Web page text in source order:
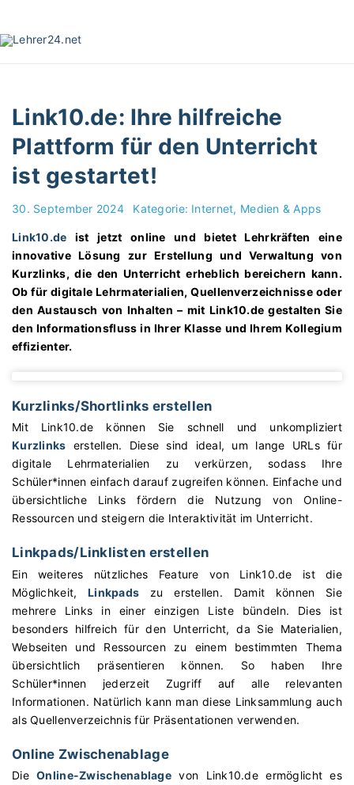
i
Link10.de: Ihre hilfreiche
Plattform für den Unterricht
ist gestartet!
30. September 2024 Kategorie: Internet, Medien & Apps
Link10.de ist jetzt online und bietet Lehrkräften eine
innovative Lösung zur Erstellung und Verwaltung von
Kurzlinks, die den Unterricht erheblich bereichern kann.
Ob für digitale Lehrmaterialien, Quellenverzeichnisse oder
den Austausch von Inhalten – mit Link10.de gestalten Sie
den Informationsfluss in Ihrer Klasse und Ihrem Kollegium
effizienter.
Kurzlinks/Shortlinks erstellen
Mit Link10.de können Sie schnell und unkompliziert
Kurzlinks erstellen. Diese sind ideal, um lange URLs für
digitale Lehrmaterialien zu verkürzen, sodass Ihre
Schüler*innen einfach darauf zugreifen können. Einfache und
übersichtliche Links fördern die Nutzung von Online-
Ressourcen und steigern die Interaktivität im Unterricht.
Linkpads/Linklisten erstellen
Ein weiteres nützliches Feature von Link10.de ist die
Möglichkeit,Linkpads zu erstellen. Damit können Sie
mehrere Links in einer einzigen Liste bündeln. Dies ist
besonders hilfreich für den Unterricht, da Sie Materialien,
Webseiten und Ressourcen zu einem bestimmten Thema
übersichtlich präsentieren können. So haben Ihre
Schüler*innen jederzeit Zugriff auf alle relevanten
Informationen. Natürlich kann man diese Linksammlung auch
als Quellenverzeichnis für Präsentationen verwenden.
Online Zwischenablage
DieOnline-Zwischenablage von Link10.de ermöglicht es